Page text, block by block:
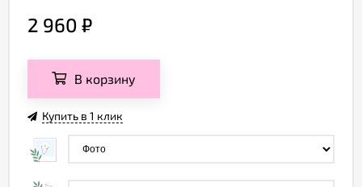
2 960 ₽
В корзину
Купить в 1 клик